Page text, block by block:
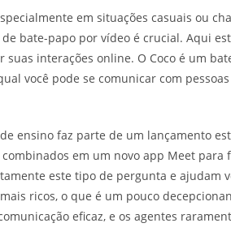
em situações casuais ou
bate-papo por vídeo é crucial. Aqui
interações online. O Coco é um
você pode se comunicar com
ensino faz parte de um lançamento
em um novo app Meet para
este tipo de pergunta e ajudam
ricos, o que é um pouco
eficaz, e os agentes